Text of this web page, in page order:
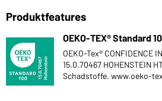
Produktfeatures
OEKO-TEX® Standard
OEKO-Tex® CONFIDENCE
15.0.70467 HOHENSTEIN
Schadstoffe. www.oeko-